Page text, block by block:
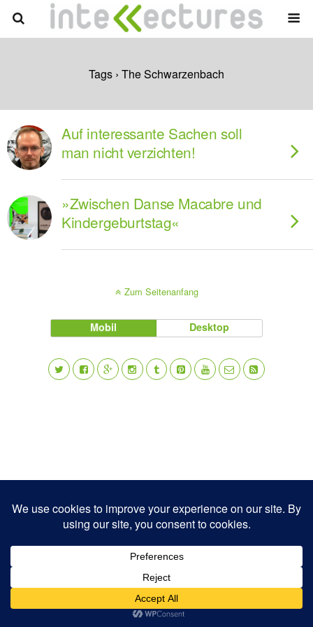
Tags › The Schwarzenbach
Auf interessante Sachen soll
man nicht verzichten!
»Zwischen Danse Macabre und
Kindergeburtstag«
Zum Seitenanfang
Mobil Desktop